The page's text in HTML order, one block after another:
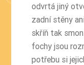
odvrtá jiný
zadní stěny
skříň tak
fochy jsou
potřebu si